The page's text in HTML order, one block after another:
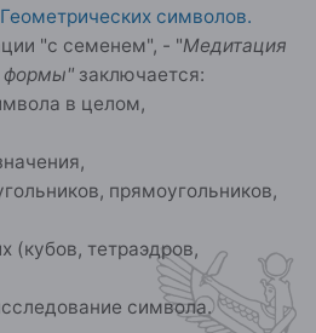
Геометрических символов.
"с семенем", - "Медитация
формы" заключается:
в целом,
прямоугольников,
тетраэдров,
символа.